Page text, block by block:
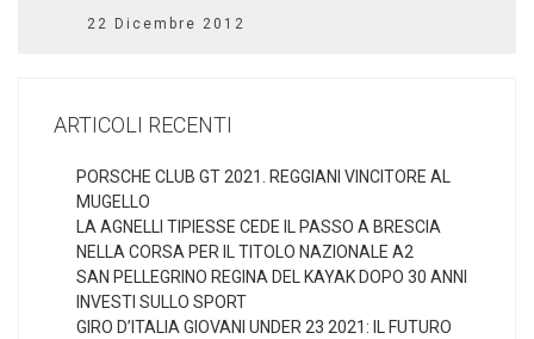
22 Dicembre 2012
ARTICOLI RECENTI
PORSCHE CLUB GT 2021. REGGIANI VINCITORE AL
MUGELLO
LA AGNELLI TIPIESSE CEDE IL PASSO A BRESCIA
NELLA CORSA PER IL TITOLO NAZIONALE A2
SAN PELLEGRINO REGINA DEL KAYAK DOPO 30 ANNI
INVESTI SULLO SPORT
GIRO D’ITALIA GIOVANI UNDER 23 2021: IL FUTURO